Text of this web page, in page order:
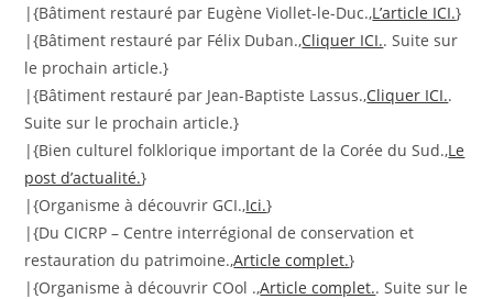
|{Bâtiment restauré par Eugène Viollet-le-Duc.,L’article ICI.}
|{Bâtiment restauré par Félix Duban.,Cliquer ICI.. Suite sur
le prochain article.}
|{Bâtiment restauré par Jean-Baptiste Lassus.,Cliquer ICI..
Suite sur le prochain article.}
|{Bien culturel folklorique important de la Corée du Sud.,Le
post d’actualité.}
|{Organisme à découvrir GCI.,Ici.}
|{Du CICRP – Centre interrégional de conservation et
restauration du patrimoine.,Article complet.}
|{Organisme à découvrir COol .,Article complet.. Suite sur le